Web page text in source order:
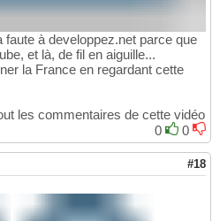
à developpez.net parce que
et là, de fil en aiguille...
la France en regardant cette
les commentaires de cette vidéo
0
0
#18